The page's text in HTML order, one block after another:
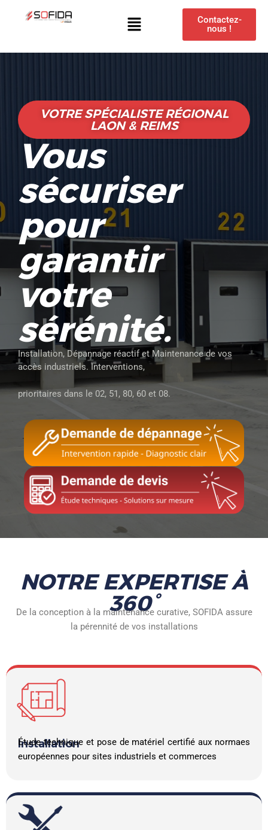
Contactez-
nous !
VOTRE SPÉCIALISTE RÉGIONAL
LAON & REIMS
Vous
sécuriser
pour
garantir
votre
sérénité.
Installation, Dépannage réactif et Maintenance de vos
accès industriels. Interventions,
prioritaires dans le 02, 51, 80, 60 et 08.
NOTRE EXPERTISE À
360°
De la conception à la maintenance curative, SOFIDA assure
la pérennité de vos installations
Installation
Étude technique et pose de matériel certifié aux normaes
européennes pour sites industriels et commerces